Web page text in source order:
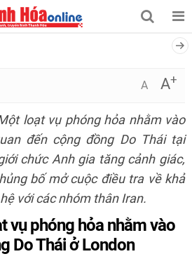
A A+
loạt vụ phóng hỏa nhằm vào
đến cộng đồng Do Thái tại
chức Anh gia tăng cảnh giác,
bố mở cuộc điều tra về khả
với các nhóm thân Iran.
vụ phóng hỏa nhằm vào
Do Thái ở London